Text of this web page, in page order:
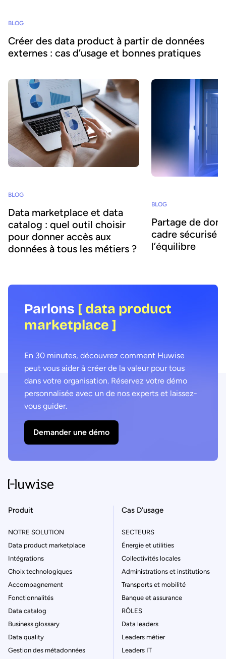
BLOG
Créer des data product à partir de données
externes : cas d’usage et bonnes pratiques
BLOG
Data marketplace et data
catalog : quel outil choisir
pour donner accès aux
données à tous les métiers ?
BLOG
Partage de
cadre sécurisé
l’équilibre
Parlons [ data product
marketplace ]
En 30 minutes, découvrez comment Huwise
peut vous aider à créer de la valeur pour tous
dans votre organisation. Réservez votre démo
personnalisée avec un de nos experts et laissez-
vous guider.
Demander une démo
Produit
NOTRE SOLUTION
Data product marketplace
Intégrations
Choix technologiques
Accompagnement
Fonctionnalités
Data catalog
Business glossary
Data quality
Gestion des métadonnées
Cas D’usage
SECTEURS
Énergie et utilities
Collectivités locales
Administrations et institutions
Transports et mobilité
Banque et assurance
RÔLES
Data leaders
Leaders métier
Leaders IT